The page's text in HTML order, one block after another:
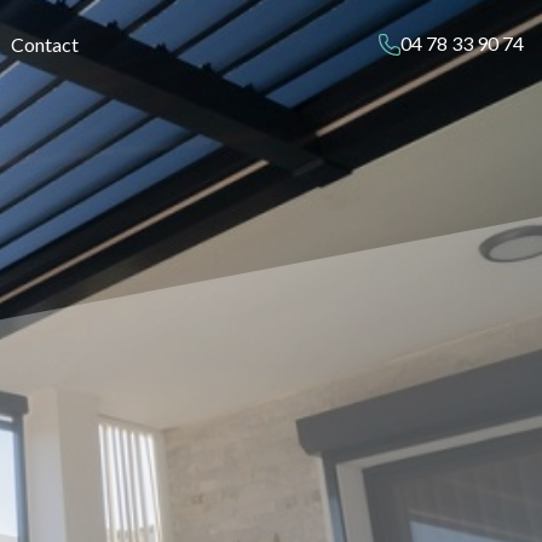
Contact 04 78 33 90 74